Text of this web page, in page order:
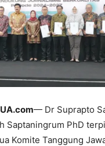
— Dr Suprapto
Saptaningrum PhD
Komite Tanggung